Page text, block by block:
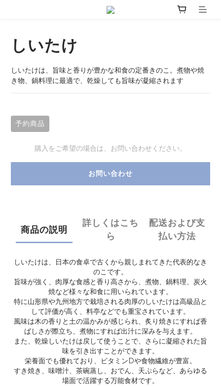
しいたけ
しいたけは、旨味と香りが豊かな和食の定番きのこ。煮物や焼
き物、鍋料理に最適で、乾燥しても旨味が凝縮されます
予約商品
購入をご希望の場合は、お問い合わせください。
お問い合わせ
商品の説明
詳しくはこち
ら
配送および支
払い方法
しいたけは、日本の食卓で古くから親しまれてきた代表的なき
のこです。
旨味が強く、肉厚な食感と香り高さから、煮物、鍋料理、炭火
焼など様々な和食に用いられています。
特に山形県や九州地方で栽培される肉厚のしいたけは高級品と
して評価が高く、料亭などでも重宝されています。
風味は木の香りと土の温かみが感じられ、炙り焼きにすれば香
ばしさが際立ち、煮物にすれば出汁に深みを与えます。
また、乾燥しいたけは戻して使うことで、さらに凝縮された旨
味を引き出すことができます。
栄養面でも優れており、ビタミンDや食物繊維が豊富。
すき焼き、味噌汁、茶碗蒸し、おでん、天ぷらなど、あらゆる
場面で活躍する万能食材です。